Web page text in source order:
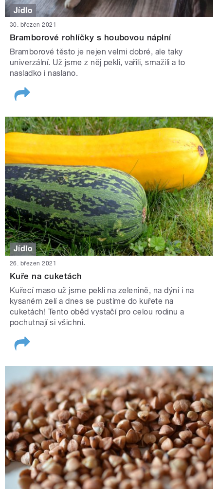
Jídlo
30. březen 2021
Bramborové rohlíčky s houbovou náplní
Bramborové těsto je nejen velmi dobré, ale taky
univerzální. Už jsme z něj pekli, vařili, smažili a to
nasladko i naslano.
Jídlo
26. březen 2021
Kuře na cuketách
Kuřecí maso už jsme pekli na zelenině, na dýni i na
kysaném zelí a dnes se pustíme do kuřete na
cuketách! Tento oběd vystačí pro celou rodinu a
pochutnají si všichni.